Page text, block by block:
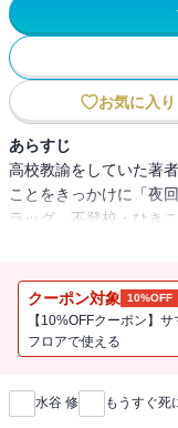
お気に入り
あらすじ
高校教諭をしていた著
ことをきっかけに「夜
ラッグ、不登校・ひき
災後の若者の支援など
さ」を、「いのちの講
はこう綴っています。
を生きる君たちへのメ
て』」と。
クーポン対象 10%OFF
【10%OFFクーポン】
フロアで使える
新刊通知
水谷 修 もうすぐ死